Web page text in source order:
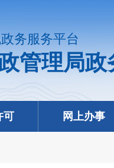
务服务平台
管理局
可 网上办事